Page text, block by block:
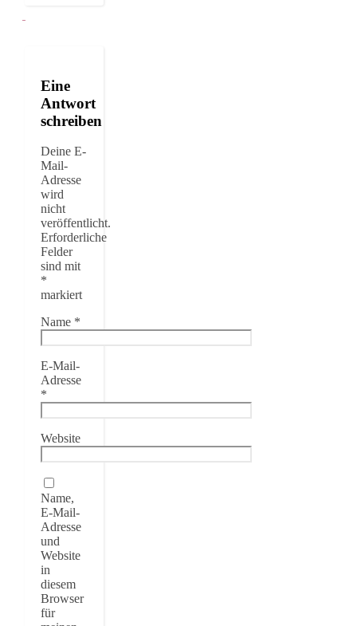
Eine
Antwort
schreiben
Deine E-
Mail-
Adresse
wird
nicht
veröffentlicht.
Erforderliche
Felder
sind mit
*
markiert
Name *
E-Mail-
Adresse
*
Website
Name,
E-Mail-
Adresse
und
Website
in
diesem
Browser
für